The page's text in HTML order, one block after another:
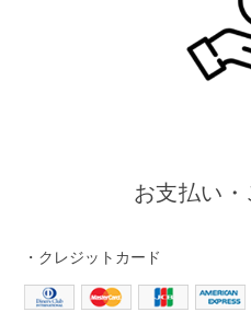
お支払い
・クレジットカード